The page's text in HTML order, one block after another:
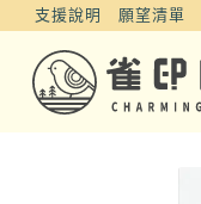
支援說明 願望清單